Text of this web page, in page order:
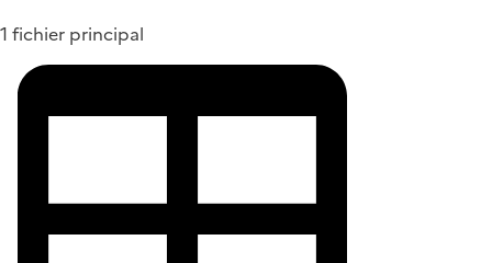
1 fichier principal